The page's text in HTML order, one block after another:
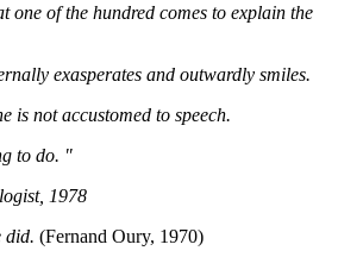
one of the hundred comes to explain the
exasperates and outwardly smiles.
is not accustomed to speech.
to do. "
1978
did. (Fernand Oury, 1970)